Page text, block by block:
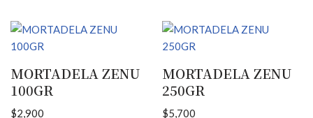
MORTADELA ZENU
100GR
$2,900
MORTADELA ZENU
250GR
$5,700